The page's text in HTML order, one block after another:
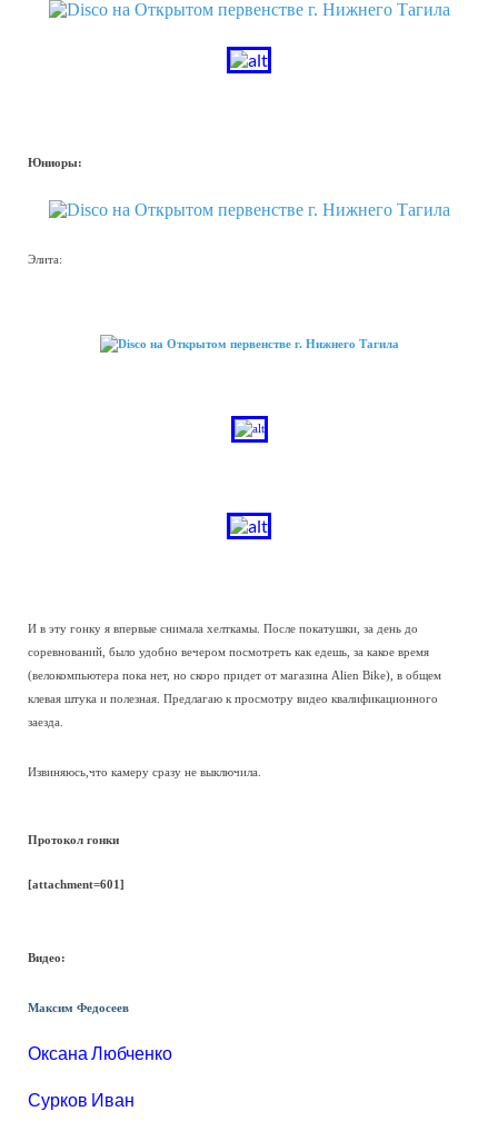
Юниоры:
Элита:
И в эту гонку я впервые снимала хелткамы. После покатушки, за день до
соревнований, было удобно вечером посмотреть как едешь, за какое время
(велокомпьютера пока нет, но скоро придет от магазина Alien Bike), в общем
клевая штука и полезная. Предлагаю к просмотру видео квалификационного
заезда.
Извиняюсь,что камеру сразу не выключила.
Протокол гонки
[attachment=601]
Видео:
Максим Федосеев
Оксана Любченко
Сурков Иван